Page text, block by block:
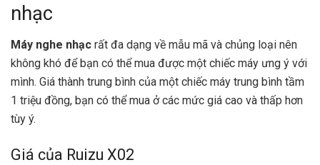
nhạc
Máy nghe nhạc rất đa dạng về mẫu mã và chủng loại nên
không khó để bạn có thể mua được một chiếc máy ưng ý với
mình. Giá thành trung bình của một chiếc máy trung bình tầm
1 triệu đồng, bạn có thể mua ở các mức giá cao và thấp hơn
tùy ý.
Giá của Ruizu X02